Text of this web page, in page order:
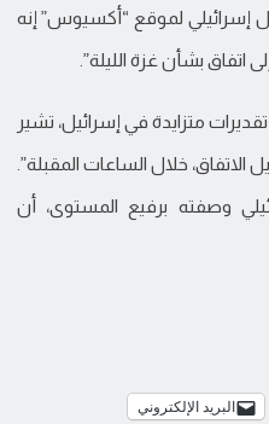
إسرائيلي لموقع “أكسيوس” إنه
اتفاق بشأن غزة الليلة”.
الإسرائيلية 13، أن “تقديرات متزايدة في إسرائيل، تشير
الاتفاق، خلال الساعات المقبلة”.
وصفته برفيع المستوى، أن
البريد الإلكتروني